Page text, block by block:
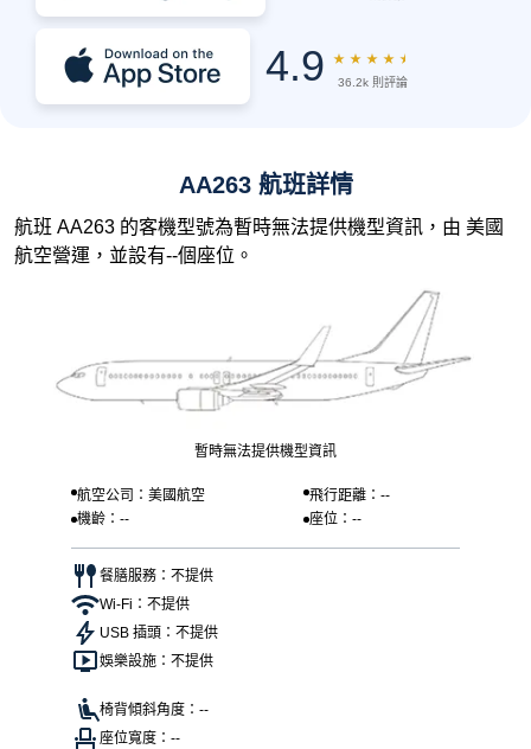
4.9 ★ ★ ★ ★ ★
36.2k 則評論
AA263 航班詳情
航班 AA263 的客機型號為暫時無法提供機型資訊，由 美國
航空營運，並設有--個座位。
暫時無法提供機型資訊
航空公司：美國航空
飛行距離：--
機齡：--
座位：--
餐膳服務：不提供
Wi-Fi：不提供
USB 插頭：不提供
娛樂設施：不提供
椅背傾斜角度：--
座位寬度：--